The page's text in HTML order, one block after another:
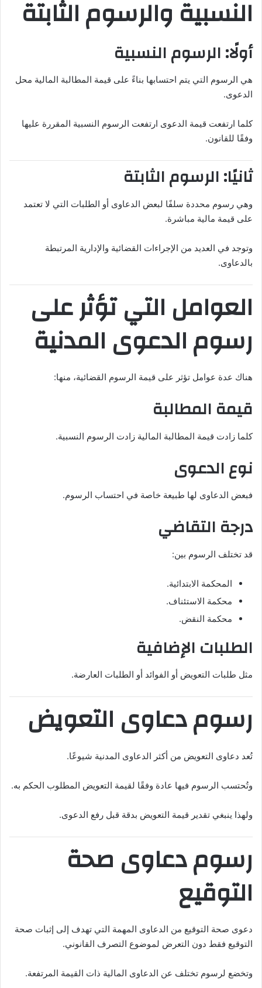
النسبية والرسوم الثابتة
أولًا: الرسوم النسبية
هي الرسوم التي يتم احتسابها بناءً على قيمة المطالبة المالية محل
الدعوى.
كلما ارتفعت قيمة الدعوى ارتفعت الرسوم النسبية المقررة عليها
وفقًا للقانون.
ثانيًا: الرسوم الثابتة
وهي رسوم محددة سلفًا لبعض الدعاوى أو الطلبات التي لا تعتمد
على قيمة مالية مباشرة.
وتوجد في العديد من الإجراءات القضائية والإدارية المرتبطة
بالدعاوى.
العوامل التي تؤثر على
رسوم الدعوى المدنية
هناك عدة عوامل تؤثر على قيمة الرسوم القضائية، منها:
قيمة المطالبة
كلما زادت قيمة المطالبة المالية زادت الرسوم النسبية.
نوع الدعوى
فبعض الدعاوى لها طبيعة خاصة في احتساب الرسوم.
درجة التقاضي
قد تختلف الرسوم بين:
المحكمة الابتدائية.
محكمة الاستئناف.
محكمة النقض.
الطلبات الإضافية
مثل طلبات التعويض أو الفوائد أو الطلبات العارضة.
رسوم دعاوى التعويض
تُعد دعاوى التعويض من أكثر الدعاوى المدنية شيوعًا.
وتُحتسب الرسوم فيها عادة وفقًا لقيمة التعويض المطلوب الحكم به.
ولهذا ينبغي تقدير قيمة التعويض بدقة قبل رفع الدعوى.
رسوم دعاوى صحة
التوقيع
دعوى صحة التوقيع من الدعاوى المهمة التي تهدف إلى إثبات صحة
التوقيع فقط دون التعرض لموضوع التصرف القانوني.
وتخضع لرسوم تختلف عن الدعاوى المالية ذات القيمة المرتفعة.